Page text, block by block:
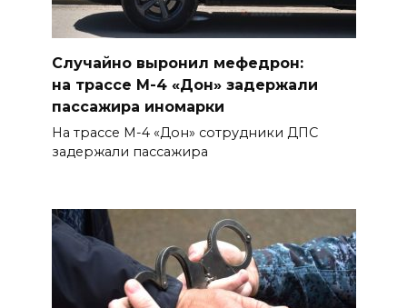
Возбуждено еще одно дело:
подозреваемому в поджоге
на АЗС заполняли две
емкости на 1000 л
06 августа 2026 15:35
Десятки социальных
области за 5 лет воплотились
в федеральные законы
06 августа 2026 15:35
Случайно выронил мефедрон:
на трассе М-4 «Дон» задержали
пассажира иномарки
На трассе М-4 «Дон» сотрудники ДПС
задержали пассажира